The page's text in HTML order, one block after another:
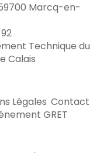
Marcq-en-
Technique du
Calais
Légales Contact
GRET